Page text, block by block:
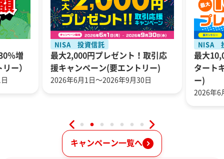
％増
ー）
NISA 投資信託
最大2,000円プレゼント！取引応
援キャンペーン(要エントリー)
2026年6月1日～2026年9月30日
NISA
最大
タート
ー)
2026年6
キャンペーン一覧へ